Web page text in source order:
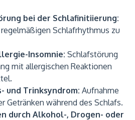
bei der Schlafinitiierung:
Schlafrhythmus zu
Insomnie: Schlafstörung
mit allergischen Reaktionen
und Trinksyndrom: Aufnahme
Getränken während des Schlafs.
durch Alkohol-, Drogen- oder